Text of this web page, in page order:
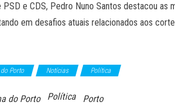
e CDS, Pedro Nuno Santos destacou as
em desafios atuais relacionados aos
Porto Notícias Política
do Porto Política Porto